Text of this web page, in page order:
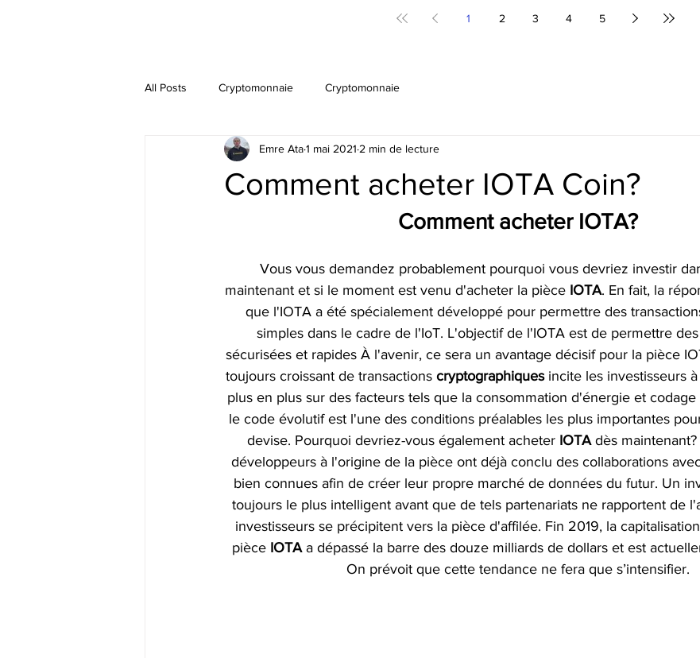
1 2 3 4 5
All Posts Cryptomonnaie Cryptomonnaie
Comment acheter IOTA Coin?
Emre Ata1 mai 2021 2 min de lecture
Comment acheter IOTA?
Vous vous demandez probablement pourquoi vous devriez investir
maintenant et si le moment est venu d'acheter la pièce IOTA. En fait, la
que l'IOTA a été spécialement développé pour permettre des
simples dans le cadre de l'IoT. L'objectif de l'IOTA est de permettre
sécurisées et rapides À l'avenir, ce sera un avantage décisif pour la pièce
toujours croissant de transactions cryptographiques incite les investisseurs
plus en plus sur des facteurs tels que la consommation d'énergie et codage
le code évolutif est l'une des conditions préalables les plus importantes
devise. Pourquoi devriez-vous également acheter IOTA dès
développeurs à l'origine de la pièce ont déjà conclu des collaborations
bien connues afin de créer leur propre marché de données du futur. Un
toujours le plus intelligent avant que de tels partenariats ne rapportent de
investisseurs se précipitent vers la pièce d'affilée. Fin 2019, la
pièce IOTA a dépassé la barre des douze milliards de dollars et est
On prévoit que cette tendance ne fera que s’intensifier.